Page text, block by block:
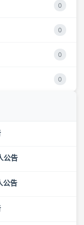
0
0
0
0
公告
公告